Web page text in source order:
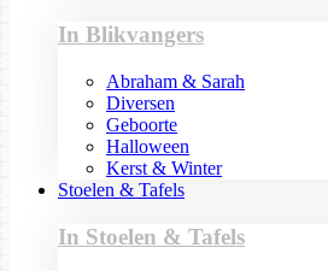
In Blikvangers
Abraham & Sarah
Diversen
Geboorte
Halloween
Kerst & Winter
Stoelen & Tafels
In Stoelen & Tafels